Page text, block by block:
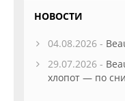
НОВОСТИ
04.08.2026 -
29.07.2026 -
хлопот — по